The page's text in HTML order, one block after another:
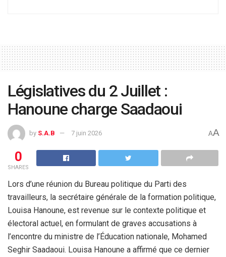
Législatives du 2 Juillet :
Hanoune charge Saadaoui
by S.A.B 7 juin 2026 AA
0
SHARES
Lors d’une réunion du Bureau politique du Parti des
travailleurs, la secrétaire générale de la formation politique,
Louisa Hanoune, est revenue sur le contexte politique et
électoral actuel, en formulant de graves accusations à
l’encontre du ministre de l’Éducation nationale, Mohamed
Seghir Saadaoui. Louisa Hanoune a affirmé que ce dernier